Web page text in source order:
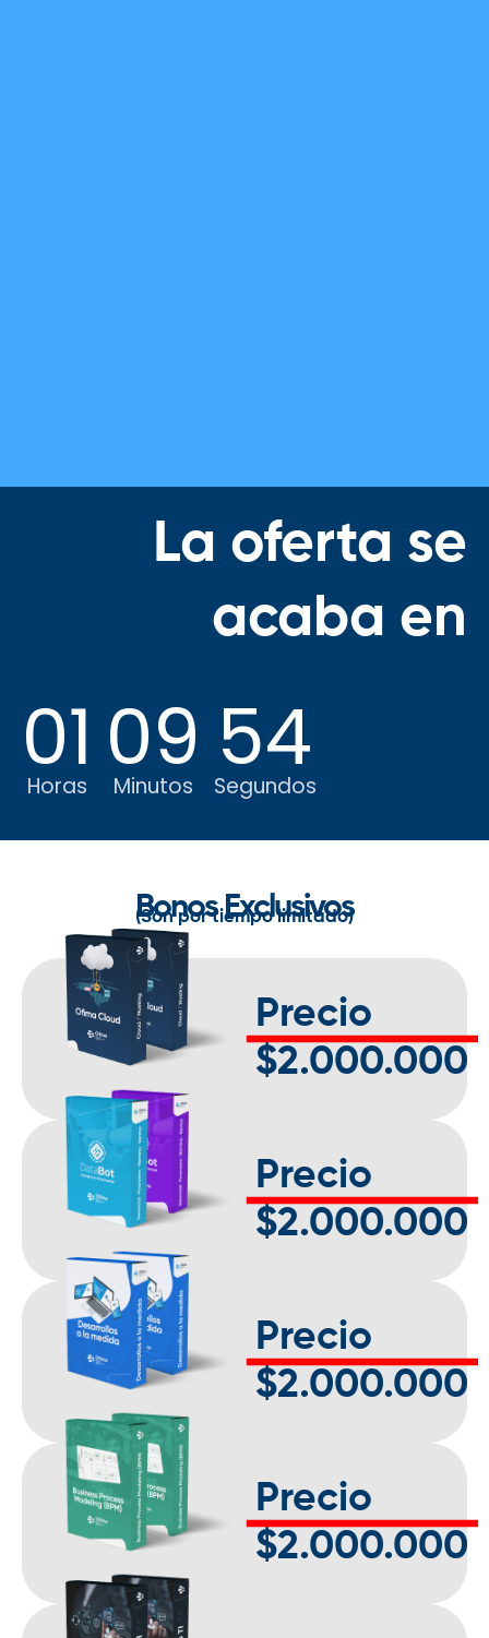
La oferta se
acaba en
01
Horas 09
Minutos 53
Segundos
Bonos Exclusivos
(Son por tiempo limitado)
Precio
$2.000.000
Precio
$2.000.000
Precio
$2.000.000
Precio
$2.000.000